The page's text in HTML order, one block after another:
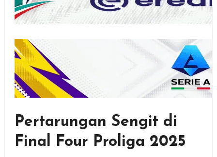
Pertarungan Sengit di
Final Four Proliga 2025